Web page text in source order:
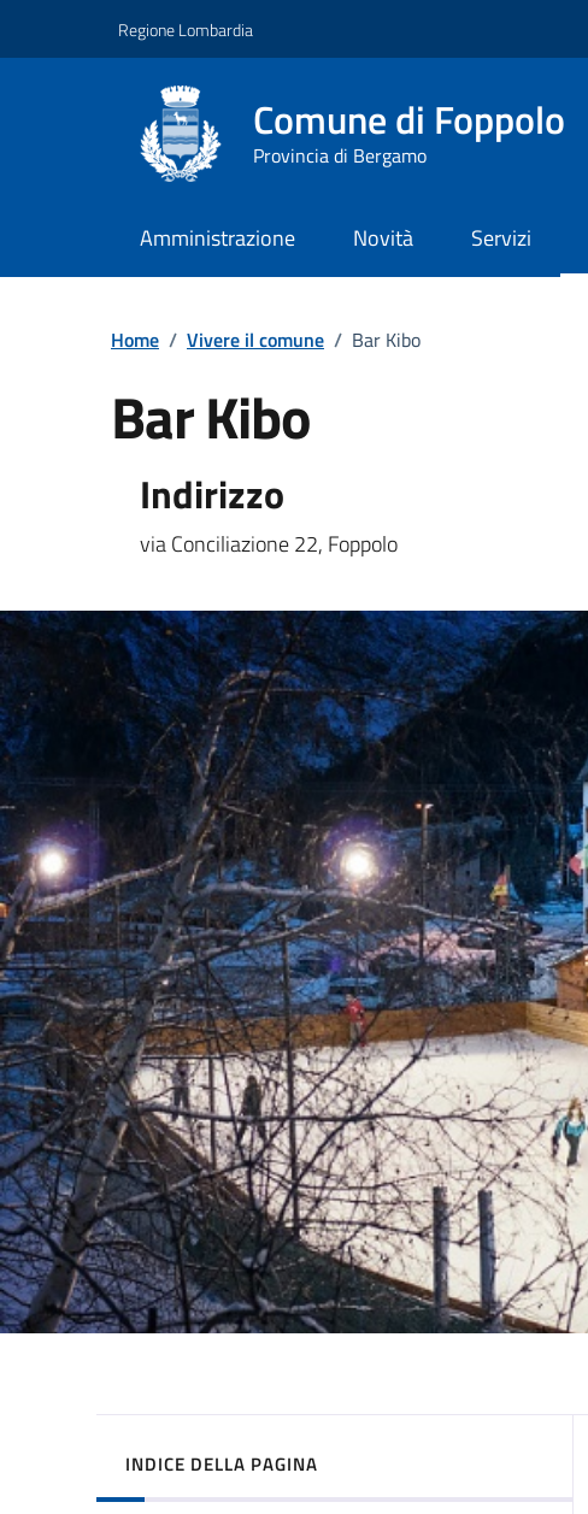
Regione Lombardia
Comune di Foppolo
Provincia di Bergamo
Amministrazione Novità Servizi
Dettagli dell'ufficio
Home / Vivere il comune / Bar Kibo
Bar Kibo
Indirizzo
via Conciliazione 22, Foppolo
INDICE DELLA PAGINA